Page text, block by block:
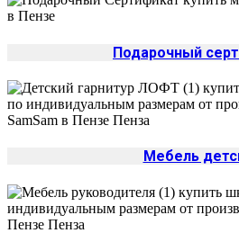
Подарочный
Мебель